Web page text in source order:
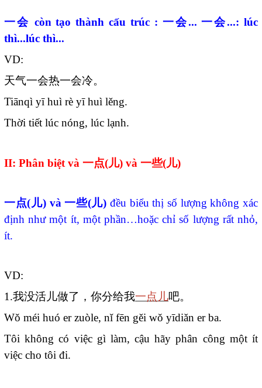
一会 còn tạo thành cấu trúc : 一会...一会...: lúc
thì...lúc thì...
VD:
天气一会热一会冷。
Tiānqì yī huì rè yī huì lěng.
Thời tiết lúc nóng, lúc lạnh.
II: Phân biệt và 一点(儿) và 一些(儿)
一点( 儿) và一些(儿) đều biểu thị số lượng không xác
định như một ít, một phần…hoặc chỉ số lượng rất nhỏ,
ít.
VD:
1.我没活儿做了，你分给我一点儿吧。
Wǒ méi huó er zuòle, nǐ fēn gěi wǒ yīdiǎn er ba.
Tôi không có việc gì làm, cậu hãy phân công một ít
việc cho tôi đi.